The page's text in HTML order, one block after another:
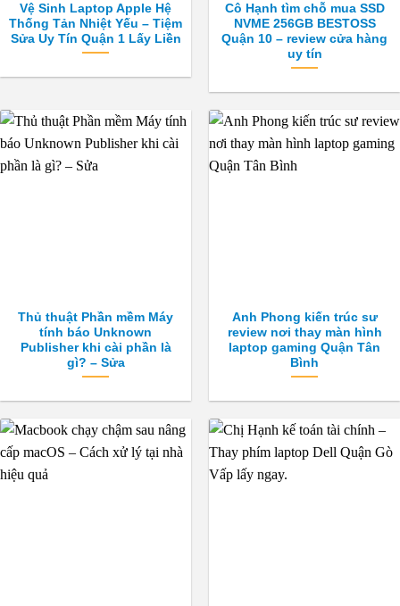
Vệ Sinh Laptop Apple Hệ
Thống Tản Nhiệt Yếu – Tiệm
Sửa Uy Tín Quận 1 Lấy Liền
Cô Hạnh tìm chỗ mua SSD
NVME 256GB BESTOSS
Quận 10 – review cửa hàng
uy tín
Thủ thuật Phần mềm Máy
tính báo Unknown
Publisher khi cài phần là
gì? – Sửa
Anh Phong kiến trúc sư
review nơi thay màn hình
laptop gaming Quận Tân
Bình